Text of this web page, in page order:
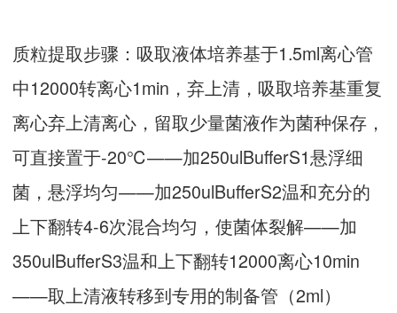
质粒提取步骤：吸取液体培养基于1.5ml离心管
中12000转离心1min，弃上清，吸取培养基重复
离心弃上清离心，留取少量菌液作为菌种保存，
可直接置于-20℃——加250ulBufferS1悬浮细
菌，悬浮均匀——加250ulBufferS2温和充分的
上下翻转4-6次混合均匀，使菌体裂解——加
350ulBufferS3温和上下翻转12000离心10min
——取上清液转移到专用的制备管（2ml）